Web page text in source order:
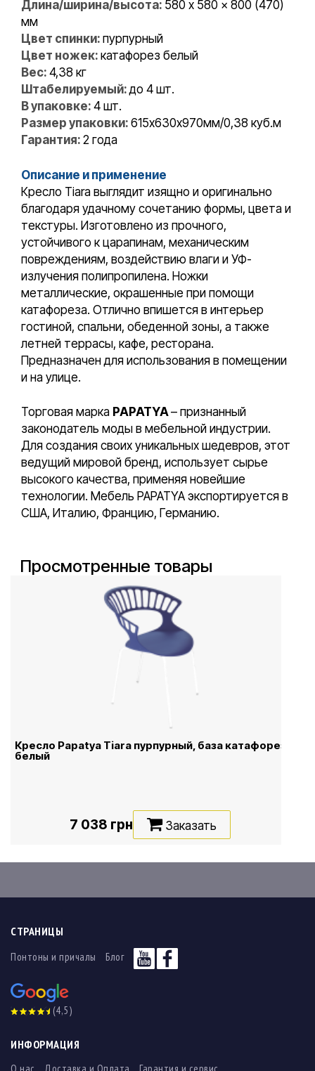
Длина/ширина/высота: 580 x 580 x 800 (470)
мм
Цвет спинки: пурпурный
Цвет ножек: катафорез белый
Вес: 4,38 кг
Штабелируемый:до 4 шт.
В упаковке: 4 шт.
Размер упаковки: 615х630х970мм/0,38 куб.м
Гарантия: 2 года
Описание и применение
Кресло Tiara выглядит изящно и оригинально
благодаря удачному сочетанию формы, цвета и
текстуры. Изготовлено из прочного,
устойчивого к царапинам, механическим
повреждениям, воздействию влаги и УФ-
излучения полипропилена. Ножки
металлические, окрашенные при помощи
катафореза. Отлично впишется в интерьер
гостиной, спальни, обеденной зоны, а также
летней террасы, кафе, ресторана.
Предназначен для использования в помещении
и на улице.
Торговая марка PAPATYA– признанный
законодатель моды в мебельной индустрии.
Для создания своих уникальных шедевров, этот
ведущий мировой бренд, использует сырье
высокого качества, применяя новейшие
технологии. Мебель PAPATYA экспортируется в
США, Италию, Францию, Германию.
Просмотренные товары
Кресло Papatya Tiara пурпурный, база катафорез
белый
7 038 грн Заказать
СТРАНИЦЫ
Понтоны и причалы Блог
(4,5)
ИНФОРМАЦИЯ
О нас Доставка и Оплата
Гарантия и сервис